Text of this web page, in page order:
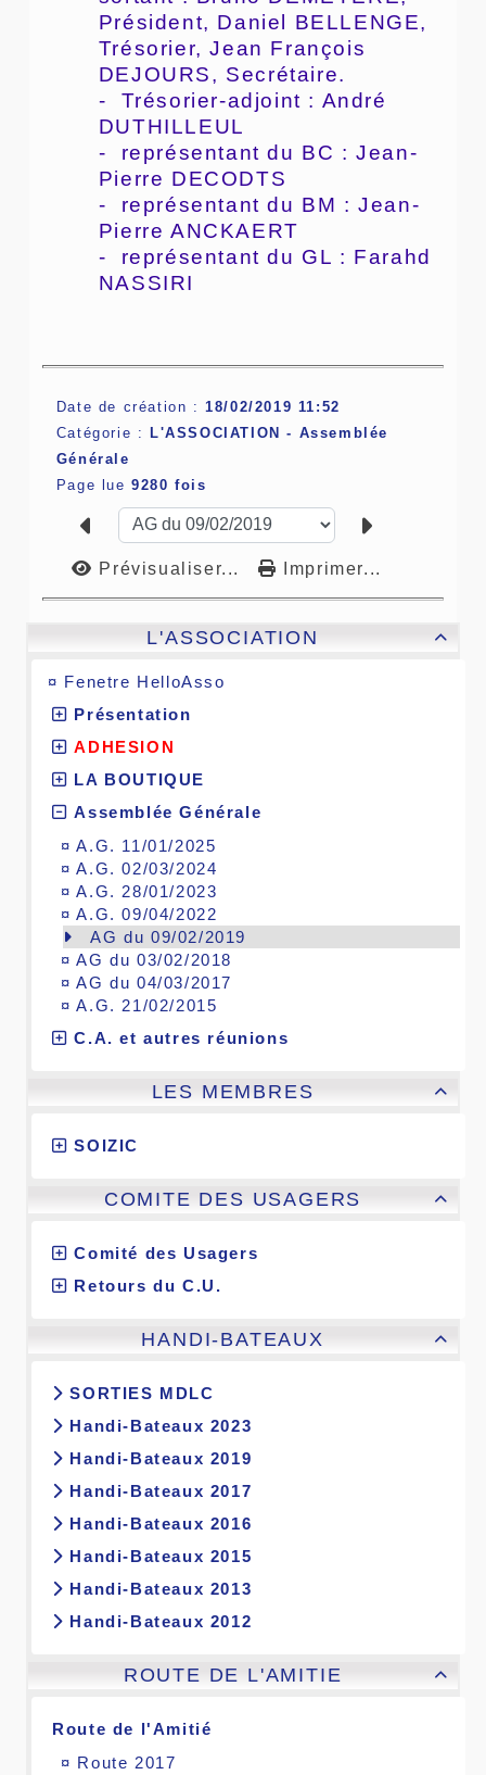

L'ASSOCIATION
¤ Fenetre HelloAsso
Présentation
ADHESION
LA BOUTIQUE
Assemblée Générale
¤A.G. 11/01/2025
¤A.G. 02/03/2024
¤A.G. 28/01/2023
¤A.G. 09/04/2022
AG du 09/02/2019
¤AG du 03/02/2018
¤AG du 04/03/2017
¤A.G. 21/02/2015
C.A. et autres réunions

LES MEMBRES
SOIZIC

COMITE DES USAGERS
Comité des Usagers
Retours du C.U.

HANDI-BATEAUX
SORTIES MDLC
Handi-Bateaux 2023
Handi-Bateaux 2019
Handi-Bateaux 2017
Handi-Bateaux 2016
Handi-Bateaux 2015
Handi-Bateaux 2013
Handi-Bateaux 2012

ROUTE DE L'AMITIE
Route de l'Amitié
¤ Route 2017
Président, Daniel BELLENGE,
Trésorier, Jean François
DEJOURS, Secrétaire.
- Trésorier-adjoint : André
DUTHILLEUL
- représentant du BC : Jean-
Pierre DECODTS
- représentant du BM : Jean-
Pierre ANCKAERT
- représentant du GL : Farahd
NASSIRI
Date de création : 18/02/2019 11:52
Catégorie : L'ASSOCIATION - Assemblée
Générale
Page lue9280 fois
Prévisualiser... Imprimer...